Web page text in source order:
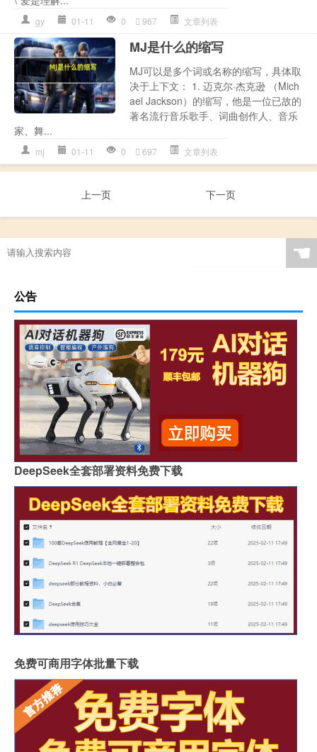
gy 01-11 0 967 文章列表
MJ是什么的缩写
MJ可以是多个词或名称的缩写，具体取
决于上下文： 1. 迈克尔·杰克逊 （Mich
ael Jackson）的缩写，他是一位已故的
著名流行音乐歌手、词曲创作人、音乐
家、舞...
mj 01-11 0 697 文章列表
上一页 下一页
☚
公告
DeepSeek全套部署资料免费下载
免费可商用字体批量下载